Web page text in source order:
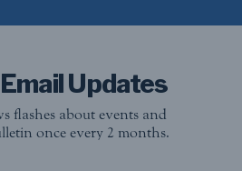
Updates
flashes about events and
once every 2 months.